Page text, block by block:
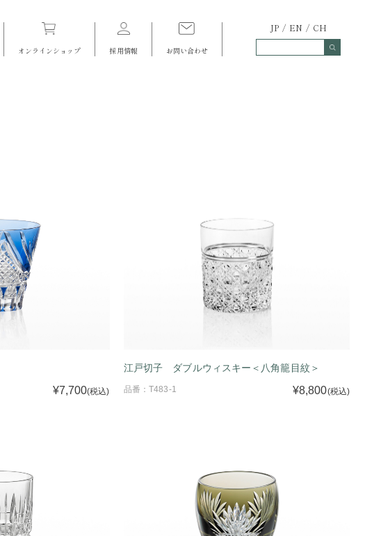
オンラインショップ 採用情報 お問い合わせ
JP EN CH
¥7,700(税込)
江戸切子 ダブルウィスキー＜八角籠目紋＞
品番：T483-1 ¥8,800(税込)